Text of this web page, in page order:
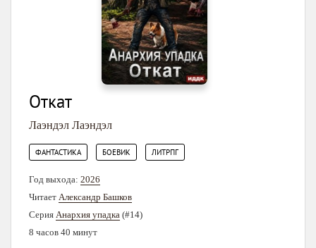
Откат
Лаэндэл Лаэндэл
ФАНТАСТИКА БОЕВИК ЛИТРПГ
Год выхода: 2026
Читает Александр Башков
Серия Анархия упадка (#14)
8 часов 40 минут